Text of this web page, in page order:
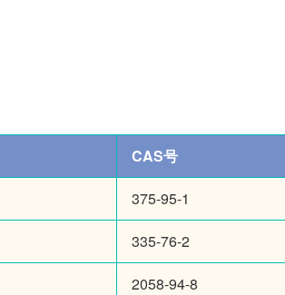
CAS号
375-95-1
335-76-2
2058-94-8